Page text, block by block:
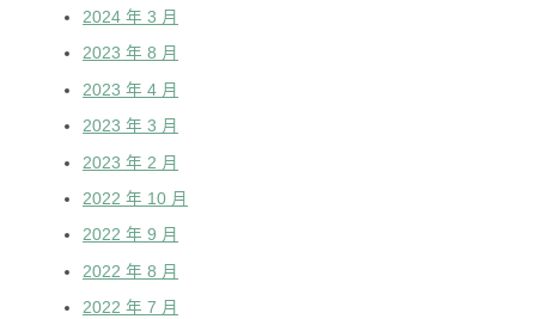
2024 年 3 月
2023 年 8 月
2023 年 4 月
2023 年 3 月
2023 年 2 月
2022 年 10 月
2022 年 9 月
2022 年 8 月
2022 年 7 月